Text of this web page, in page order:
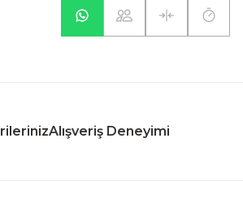
Alışveriş Deneyimi